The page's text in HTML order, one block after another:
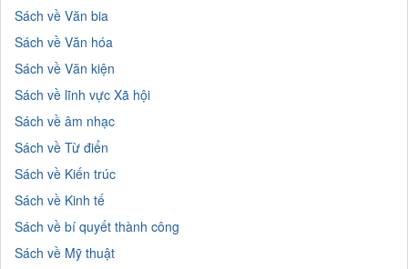
Sách về Văn bia
Sách về Văn hóa
Sách về Văn kiện
Sách về lĩnh vực Xã hội
Sách về âm nhạc
Sách về Từ điển
Sách về Kiến trúc
Sách về Kinh tế
Sách về bí quyết thành công
Sách về Mỹ thuật